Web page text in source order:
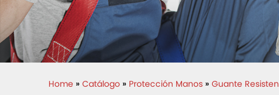
Home » Catálogo » Protección Manos » Guante